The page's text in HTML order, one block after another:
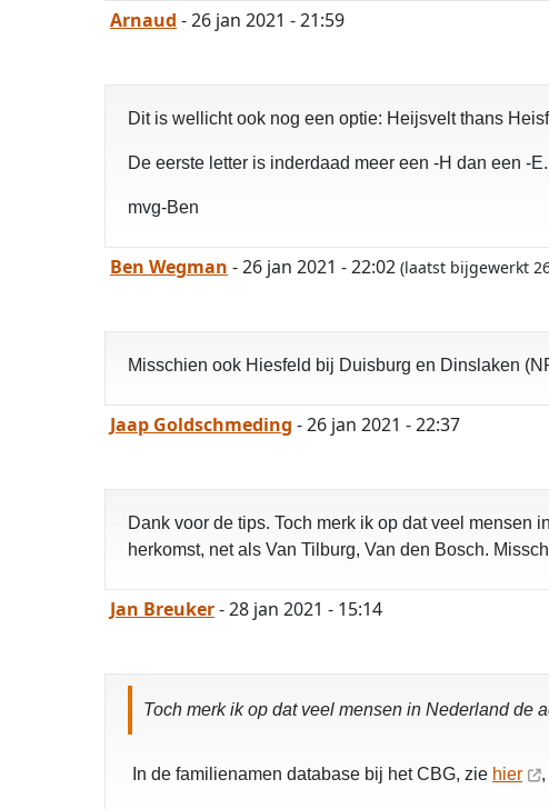
Arnaud - 26 jan 2021 - 21:59
Dit is wellicht ook nog een optie: Heijsvelt thans
De eerste letter is inderdaad meer een -H dan een -E.
mvg-Ben
Ben Wegman - 26 jan 2021 - 22:02 (laatst bijgewerkt
Misschien ook Hiesfeld bij Duisburg en Dinslaken
Jaap Goldschmeding - 26 jan 2021 - 22:37
Dank voor de tips. Toch merk ik op dat veel
herkomst, net als Van Tilburg, Van den Bosch.
Jan Breuker- 28 jan 2021 - 15:14
Toch merk ik op dat veel mensen in Nederland de
In de familienamen database bij het CBG, zie hier